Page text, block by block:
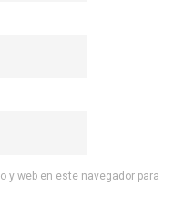
y web en este navegador para